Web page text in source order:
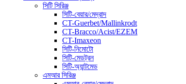
সিটি সিরিঞ্জ
সিটি-বেয়ার/মেদ্রাদ
CT-Guerbet/Mallinkrodt
CT-Bracco/Acist/EZEM
CT-Imaxeon
সিটি-নিমোটো
সিটি-মেডট্রন
সিটি-অ্যান্টমেড
এমআর সিরিঞ্জ